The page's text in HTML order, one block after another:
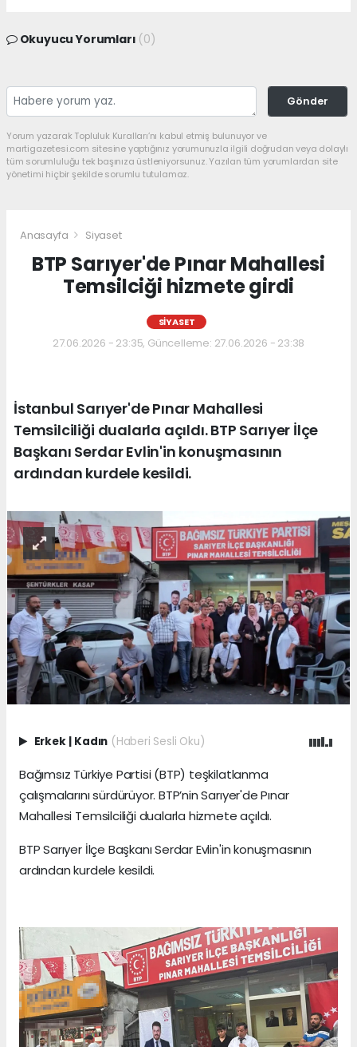
Okuyucu Yorumları (0)
Gönder
Yorum yazarak Topluluk Kuralları’nı kabul etmiş bulunuyor ve
martigazetesi.com sitesine yaptığınız yorumunuzla ilgili doğrudan veya dolaylı
tüm sorumluluğu tek başınıza üstleniyorsunuz. Yazılan tüm yorumlardan site
yönetimi hiçbir şekilde sorumlu tutulamaz.
Anasayfa Siyaset
BTP Sarıyer'de Pınar Mahallesi
Temsilciği hizmete girdi
SIYASET
27.06.2026 - 23:35, Güncelleme: 27.06.2026 - 23:38
İstanbul Sarıyer'de Pınar Mahallesi
Temsilciliği dualarla açıldı. BTP Sarıyer İlçe
Başkanı Serdar Evlin'in konuşmasının
ardından kurdele kesildi.
Erkek | Kadın (Haberi Sesli Oku)
Bağımsız Türkiye Partisi (BTP) teşkilatlanma
çalışmalarını sürdürüyor. BTP’nin Sarıyer'de Pınar
Mahallesi Temsilciliği dualarla hizmete açıldı.
BTP Sarıyer İlçe Başkanı Serdar Evlin'in konuşmasının
ardından kurdele kesildi.